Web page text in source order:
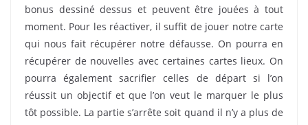
bonus dessiné dessus et peuvent être jouées à tout
moment. Pour les réactiver, il suffit de jouer notre carte
qui nous fait récupérer notre défausse. On pourra en
récupérer de nouvelles avec certaines cartes lieux. On
pourra également sacrifier celles de départ si l’on
réussit un objectif et que l’on veut le marquer le plus
tôt possible. La partie s’arrête soit quand il n’y a plus de